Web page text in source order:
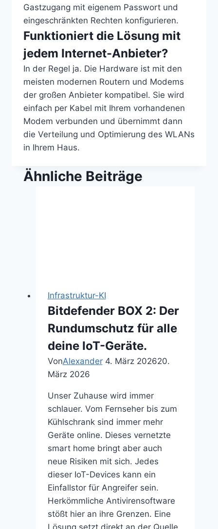
Gastzugang mit eigenem Passwort und
eingeschränkten Rechten konfigurieren.
Funktioniert die Lösung mit
jedem Internet-Anbieter?
In der Regel ja. Die Hardware ist mit den
meisten modernen Routern und Modems
der großen Anbieter kompatibel. Sie wird
einfach per Kabel mit Ihrem vorhandenen
Modem verbunden und übernimmt dann
die Verteilung und Optimierung des WLANs
in Ihrem Haus.
Ähnliche Beiträge
Infrastruktur-KI
Bitdefender BOX 2: Der
Rundumschutz für alle
deine IoT-Geräte.
VonAlexander 4. März 202620.
März 2026
Unser Zuhause wird immer
schlauer. Vom Fernseher bis zum
Kühlschrank sind immer mehr
Geräte online. Dieses vernetzte
smart home bringt aber auch
neue Risiken mit sich. Jedes
dieser IoT-Devices kann ein
Einfallstor für Angreifer sein.
Herkömmliche Antivirensoftware
stößt hier an ihre Grenzen. Eine
Lösung setzt direkt an der Quelle